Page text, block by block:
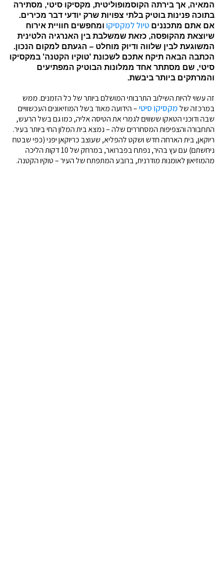
המאיה, אך בירתה הקוסמופוליטית, מקסיקו סיטי, מסתירה
בתוכה פנינות בוטיק בלתי צפויות שרק יודעי דבר מכירים.
אם אתם מתכננים טיול למקסיקו ומחפשים חוויית אירוח
שיוצאת מהקופסה, כזאת שמשלבת בין האנרגיה הלטינית
המשוגעת לבין שלווה ודיוק מוחלט – הגעתם למקום הנכון.
הכתבה הבאה תיקח אתכם לשכונת 'טוקיו הקטנה' במקסיקו
סיטי, שם מסתתר אחד ממלונות הבוטיק המפתיעים
והמרתקים ביותר ביבשת.
זה עשוי להיות השילוב התרבותי המושלם ביותר של כל הזמנים. ממש
במרכזה שלמקסיקו סיטי– הידועה מאוד בשל המוזיאונים העכשוויים
שבה ודוכני הטאקו ששווים לגמרי את הטיסה אליה, כמו גם בשל הרעש,
התחבורה והצפיפות המסחררים שלה – נמצא בית המלון החי ביותר בעיר.
ריוקאן, בית הארחה חדש ושקט להפליא, שעוצב כריוקאן יפני (כפי שבטח
ניחשתם) עם עץ בהיר, נפתח בפברואר, במרחק של 10 דקות הליכה
מהמוזיאון לאומנות מודרנית, ברובע המתפתח של העיר – טוקיו הקטנה.